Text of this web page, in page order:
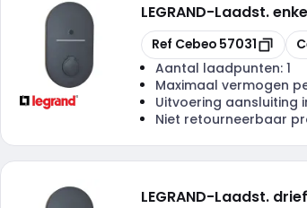
LEGRAND-Laadst.
Kopiëren
Ref Cebeo 57031
Aantal laadpunten: 1
Maximaal vermogen
Uitvoering aansluiting
Niet retourneerbaar
LEGRAND-Laadst.